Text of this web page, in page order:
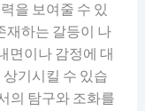
을 보여줄 수 있
재하는 갈등이 나
면이나 감정에 대
기시킬 수 있습
의 탐구와 조화를